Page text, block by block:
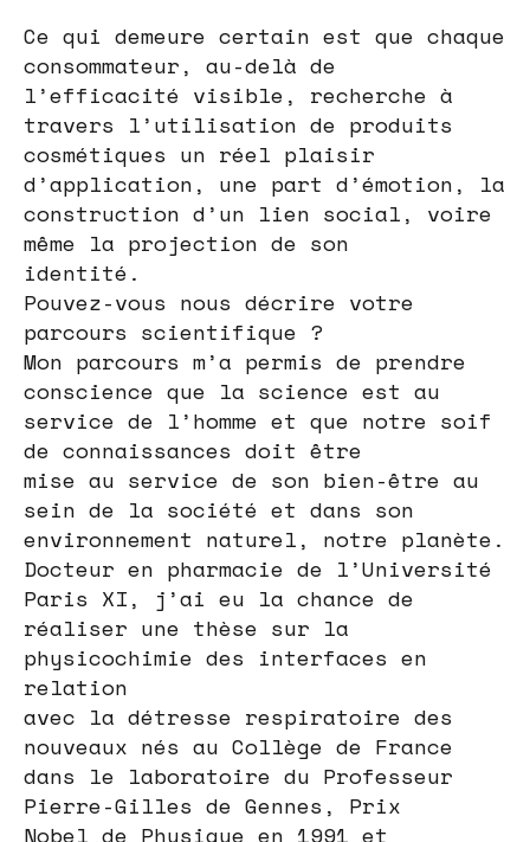
Ce qui demeure certain est que chaque
consommateur, au-delà de
l’efficacité visible, recherche à
travers l’utilisation de produits
cosmétiques un réel plaisir
d’application, une part d’émotion, la
construction d’un lien social, voire
même la projection de son
identité.
Pouvez-vous nous décrire votre
parcours scientifique ?
Mon parcours m’a permis de prendre
conscience que la science est au
service de l’homme et que notre soif
de connaissances doit être
mise au service de son bien-être au
sein de la société et dans son
environnement naturel, notre planète.
Docteur en pharmacie de l’Université
Paris XI, j’ai eu la chance de
réaliser une thèse sur la
physicochimie des interfaces en
relation
avec la détresse respiratoire des
nouveaux nés au Collège de France
dans le laboratoire du Professeur
Pierre-Gilles de Gennes, Prix
Nobel de Physique en 1991 et